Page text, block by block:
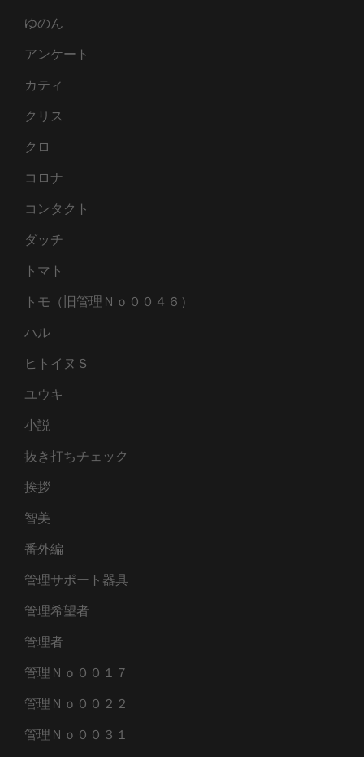
ゆのん
アンケート
カティ
クリス
クロ
コロナ
コンタクト
ダッチ
トマト
トモ（旧管理Ｎｏ００４６）
ハル
ヒトイヌＳ
ユウキ
小説
抜き打ちチェック
挨拶
智美
番外編
管理サポート器具
管理希望者
管理者
管理Ｎｏ００１７
管理Ｎｏ００２２
管理Ｎｏ００３１